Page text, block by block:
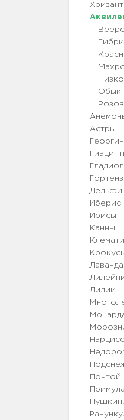
Астры
Иберис
Ирисы
Канны
Лаванда
Лилии
Нарцисс
Почтой
Примула